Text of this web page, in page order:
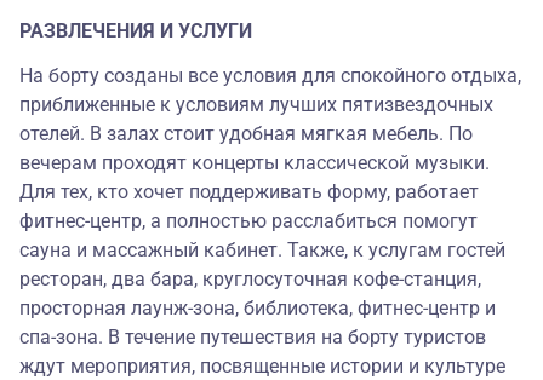
РАЗВЛЕЧЕНИЯ И УСЛУГИ
На борту созданы все условия для спокойного отдыха,
приближенные к условиям лучших пятизвездочных
отелей. В залах стоит удобная мягкая мебель. По
вечерам проходят концерты классической музыки.
Для тех, кто хочет поддерживать форму, работает
фитнес-центр, а полностью расслабиться помогут
сауна и массажный кабинет. Также, к услугам гостей
ресторан, два бара, круглосуточная кофе-станция,
просторная лаунж-зона, библиотека, фитнес-центр и
спа-зона. В течение путешествия на борту туристов
ждут мероприятия, посвященные истории и культуре